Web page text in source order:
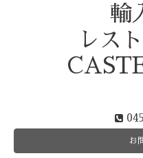
輸
レス
お